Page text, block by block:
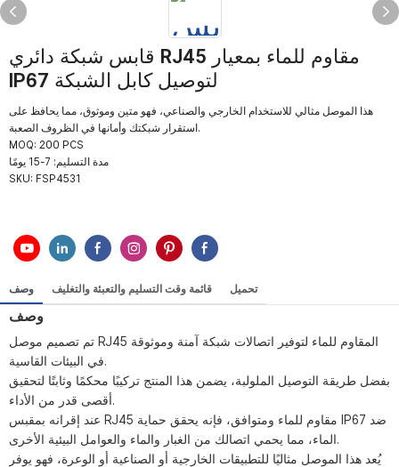
قابس شبكة دائري RJ45 مقاوم للماء بمعيار
IP67 لتوصيل كابل الشبكة
هذا الموصل مثالي للاستخدام الخارجي والصناعي، فهو متين وموثوق، مما يحافظ على
استقرار شبكتك وأمانها في الظروف الصعبة.
MOQ: 200 PCS
مدة التسليم: 7-15 يومًا
SKU: FSP4531
وصف قائمة وقت التسليم والتعبئة والتغليف تحميل
وصف
تم تصميم موصل RJ45 المقاوم للماء لتوفير اتصالات شبكة آمنة وموثوقة
في البيئات القاسية.
بفضل طريقة التوصيل الملولبة، يضمن هذا المنتج تركيبًا محكمًا وثابتًا لتحقيق
أقصى قدر من الأداء.
عند إقرانه بمقبس RJ45 مقاوم للماء ومتوافق، فإنه يحقق حماية IP67 ضد
الماء، مما يحمي اتصالك من الغبار والماء والعوامل البيئية الأخرى.
يُعد هذا الموصل مثاليًا للتطبيقات الخارجية أو الصناعية أو الوعرة، فهو يوفر